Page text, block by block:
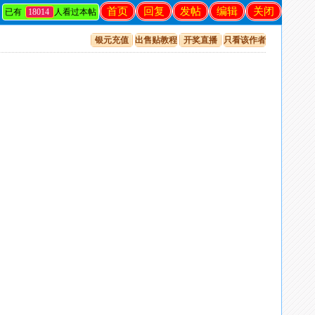
关闭
编辑
发帖
回复
首页
已有 18014 人看过本帖
银元充值 出售贴教程 开奖直播 只看该作者